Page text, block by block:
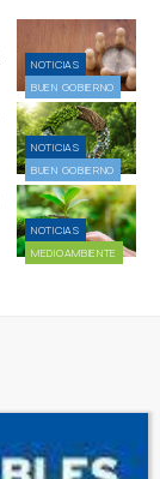
NOTICIAS
BUEN GOBIERNO
NOTICIAS
BUEN GOBIERNO
NOTICIAS
MEDIOAMBIENTE